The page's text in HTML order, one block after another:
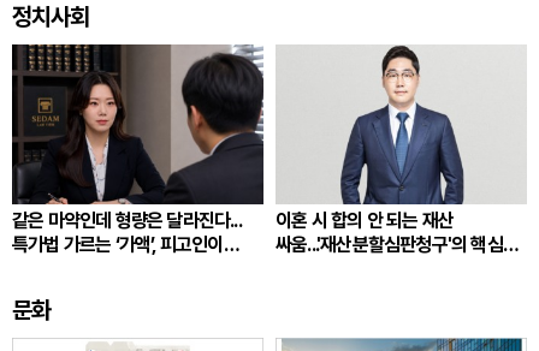
정치사회
같은 마약인데 형량은 달라진다...
특가법 가르는 ‘가액’, 피고인이
이혼 시 합의 안 되는 재산
싸움...'재산분할심판청구'의 핵심
문화